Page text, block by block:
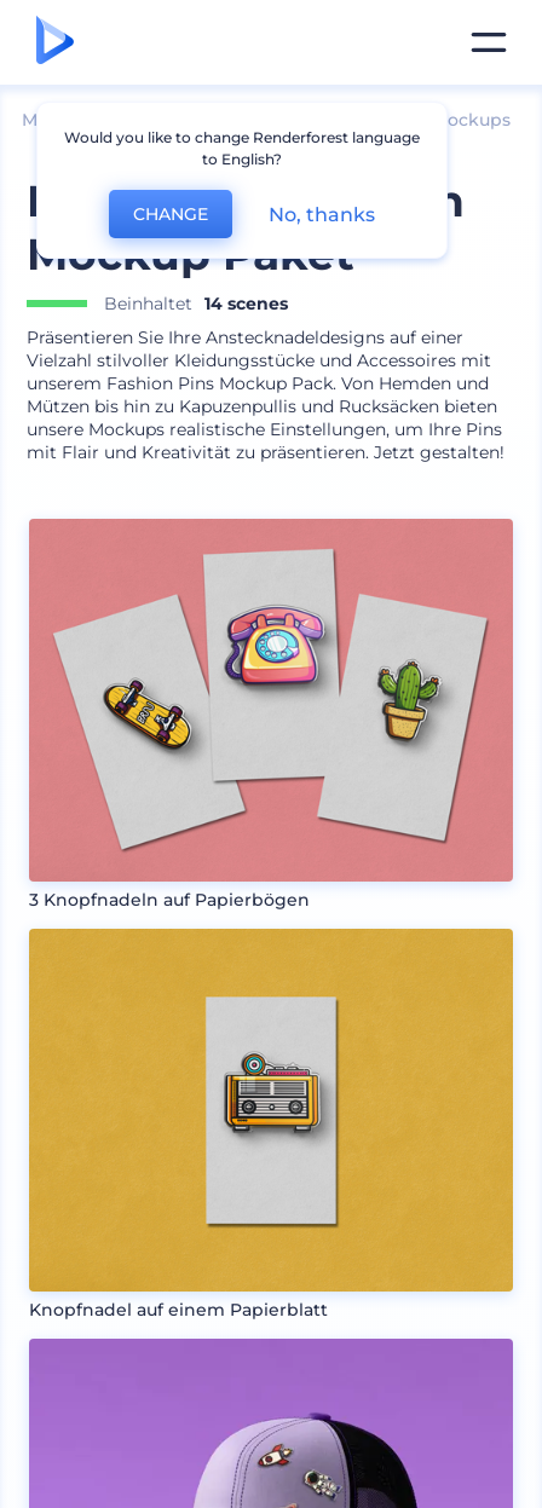
Mockups Andere Bekleidungs-Mockups
Mode Knopfnadeln
Mockup Paket
Beinhaltet
14 scenes
Präsentieren Sie Ihre Anstecknadeldesigns auf einer
Vielzahl stilvoller Kleidungsstücke und Accessoires mit
unserem Fashion Pins Mockup Pack. Von Hemden und
Mützen bis hin zu Kapuzenpullis und Rucksäcken bieten
unsere Mockups realistische Einstellungen, um Ihre Pins
mit Flair und Kreativität zu präsentieren. Jetzt gestalten!
3 Knopfnadeln auf Papierbögen
Knopfnadel auf einem Papierblatt
Would you like to change Renderforest language
to English?
CHANGE No, thanks